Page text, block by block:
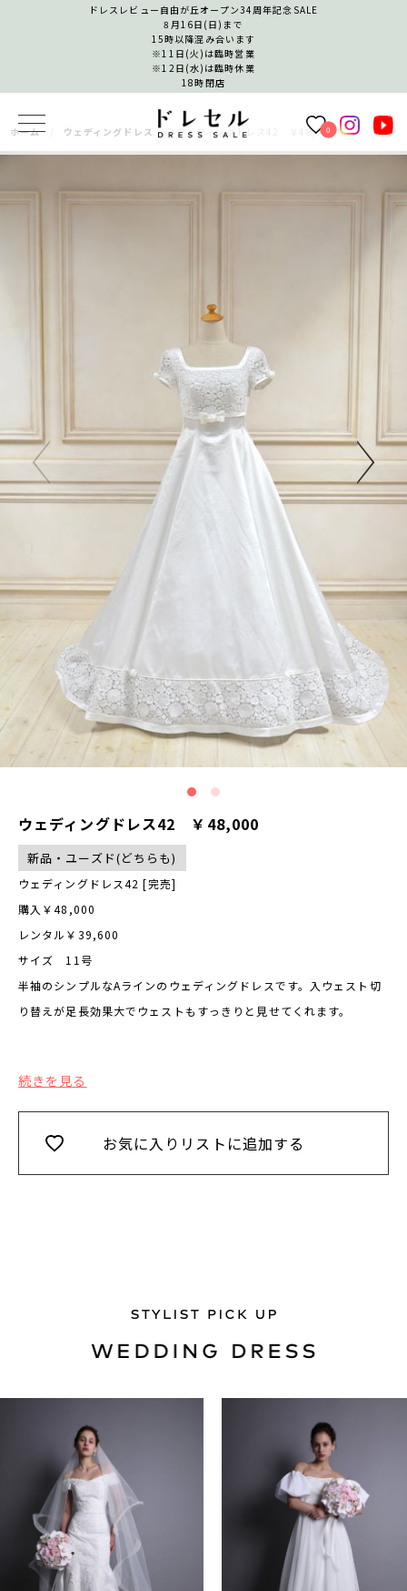
ドレスレビュー自由が丘オープン34周年記念SALE
8月16日(日)まで
15時以降混み合います
※11日(火)は臨時営業
※12日(水)は臨時休業
18時閉店
0
ホーム ウェディングドレス ウェディングドレス42 ￥48,000
ウェディングドレス42 ￥48,000
新品・ユーズド(どちらも)
ウェディングドレス42 [完売]
購入￥48,000
レンタル￥39,600
サイズ 11号
半袖のシンプルなAラインのウェディングドレスです。入ウェスト切
り替えが足長効果大でウェストもすっきりと見せてくれます。
続きを見る
お気に入りリストに追加する